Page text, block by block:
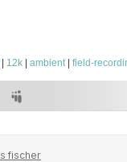
12k ambient| field-